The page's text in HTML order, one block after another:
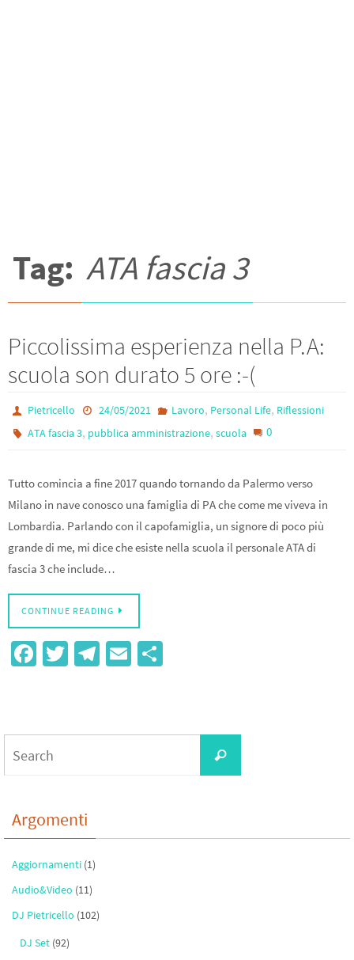
Tag: ATA fascia 3
Piccolissima esperienza nella P.A:
scuola son durato 5 ore :-(
Pietricello 24/05/2021 Lavoro, Personal Life, Riflessioni
ATA fascia 3, pubblica amministrazione,scuola 0
Tutto comincia a fine 2017 quando tornando da Palermo verso
Milano in nave conosco una famiglia di PA che come me viveva in
Lombardia. Parlando con il capofamiglia, un signore di poco più
grande di me, mi dice che esiste nella scuola il personale ATA di
fascia 3 che include…
CONTINUE READING
Fa
o
o
T
er
Te
a
E
e
Search
Argomenti
Aggiornamenti (1)
Audio&Video (11)
DJ Pietricello (102)
DJ Set (92)